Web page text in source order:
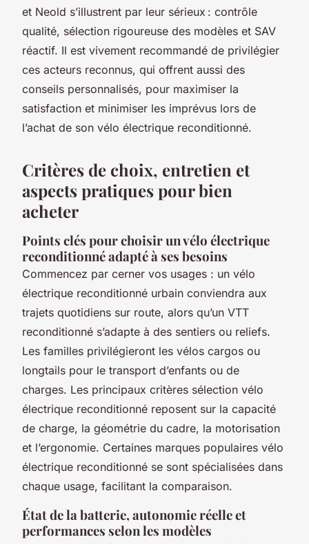
et Neold s’illustrent par leur sérieux : contrôle
qualité, sélection rigoureuse des modèles et SAV
réactif. Il est vivement recommandé de privilégier
ces acteurs reconnus, qui offrent aussi des
conseils personnalisés, pour maximiser la
satisfaction et minimiser les imprévus lors de
l’achat de son vélo électrique reconditionné.
Critères de choix, entretien et
aspects pratiques pour bien
acheter
Points clés pour choisir un vélo électrique
reconditionné adapté à ses besoins
Commencez par cerner vos usages : un vélo
électrique reconditionné urbain conviendra aux
trajets quotidiens sur route, alors qu’un VTT
reconditionné s’adapte à des sentiers ou reliefs.
Les familles privilégieront les vélos cargos ou
longtails pour le transport d’enfants ou de
charges. Les principaux critères sélection vélo
électrique reconditionné reposent sur la capacité
de charge, la géométrie du cadre, la motorisation
et l’ergonomie. Certaines marques populaires vélo
électrique reconditionné se sont spécialisées dans
chaque usage, facilitant la comparaison.
État de la batterie, autonomie réelle et
performances selon les modèles